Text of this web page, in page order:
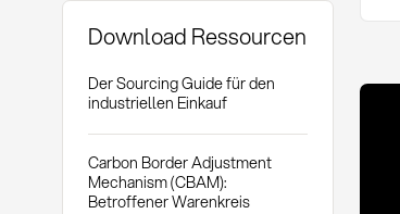
Download Ressourcen
Der Sourcing Guide für den
industriellen Einkauf
Carbon Border Adjustment
Mechanism (CBAM):
Betroffener Warenkreis